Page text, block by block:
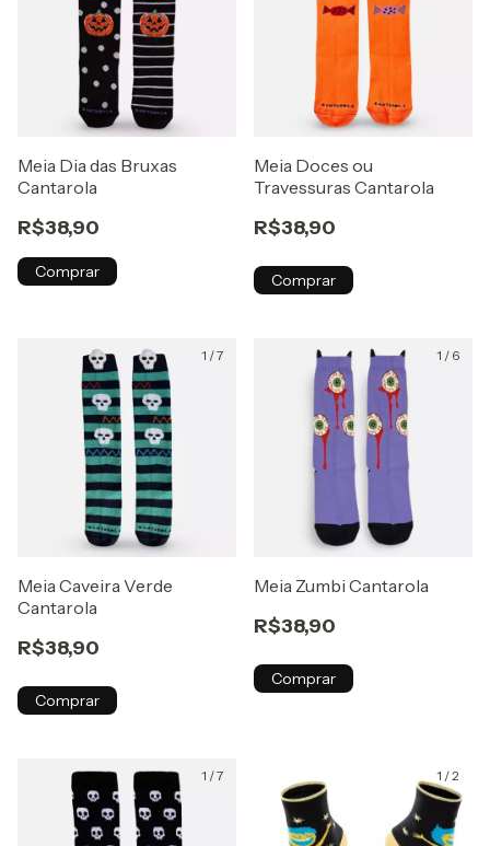
Meia Dia das Bruxas
Cantarola
R$38,90
Comprar
Meia Doces ou
Travessuras Cantarola
R$38,90
Comprar
1 /7
Meia Caveira Verde
Cantarola
R$38,90
Comprar
1 / 6
Meia Zumbi Cantarola
R$38,90
Comprar
1 /7 1 /2